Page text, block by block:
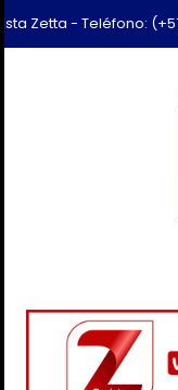
- Teléfono: (+57)